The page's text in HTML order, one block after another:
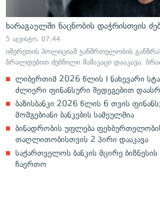
ხარაგაულში ნაცნობის დაჭრისთვის
5 აგვისტო, 07:44
იმერეთის პოლიციამ ჯანმრთელობის განზრახ
ბრალდებით ძებნილი მამაკაცი დააკავა.
ლიბერთიმ 2026 წლის I ნახევარი
ძლიერი ფინანსური შედეგებით
ბაზისბანკი 2026 წლის 6 თვის
მომგებიანი ბანკების სამეულშია
ბინადრობის უფლება
თაღლითობისთვის 2 პირი დააკავა
საქართველოს ბანკის მცირე ბიზნესის
ჩაერთო